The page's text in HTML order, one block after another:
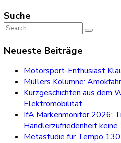
Suche
Search
Neueste Beiträge
Motorsport-Enthusiast
Müllers Kolumne:
Kurzgeschichten aus dem
Elektromobilität
IfA Markenmonitor 2026:
Händlerzufriedenheit keine
Metastudie für Tempo 130